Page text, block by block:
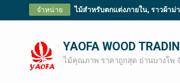
จำหน่าย ไม้สำหรับตกแต่งภายใน, ราวผ้า
YAOFA WOOD
ไม้คุณภาพ ราคาถูกสุด ย่านบางโพ